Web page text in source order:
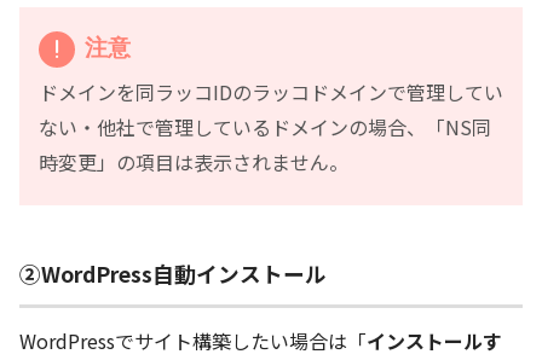
注意
ドメインを同ラッコIDのラッコドメインで管理してい
ない・他社で管理しているドメインの場合、「NS同
時変更」の項目は表示されません。
②WordPress自動インストール
WordPressでサイト構築したい場合は「インストールす